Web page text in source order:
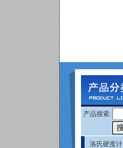
产品搜索:
洛氏硬度计